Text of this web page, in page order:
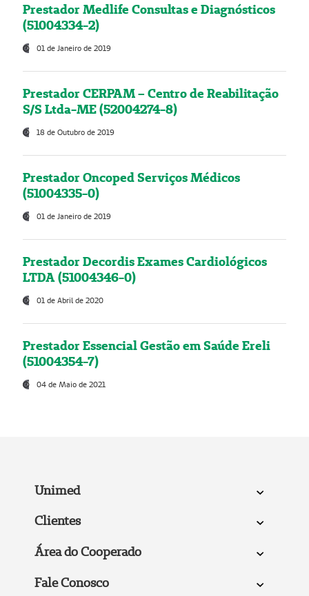
Prestador Medlife Consultas e Diagnósticos
(51004334-2)
01 de Janeiro de 2019
Prestador CERPAM – Centro de Reabilitação
S/S Ltda-ME (52004274-8)
18 de Outubro de 2019
Prestador Oncoped Serviços Médicos
(51004335-0)
01 de Janeiro de 2019
Prestador Decordis Exames Cardiológicos
LTDA (51004346-0)
01 de Abril de 2020
Prestador Essencial Gestão em Saúde Ereli
(51004354-7)
04 de Maio de 2021
Unimed
Clientes
Área do Cooperado
Fale Conosco